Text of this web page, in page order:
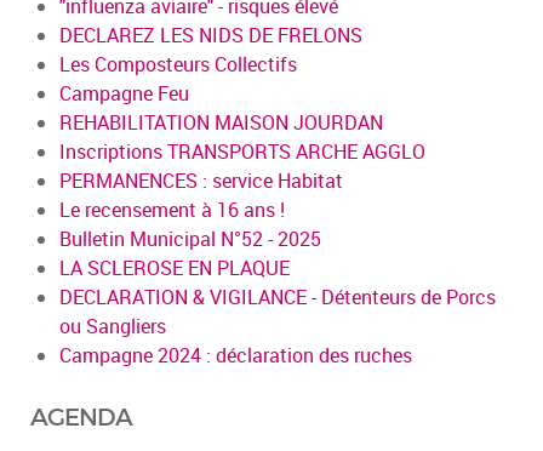
"influenza aviaire" - risques élevé
DECLAREZ LES NIDS DE FRELONS
Les Composteurs Collectifs
Campagne Feu
REHABILITATION MAISON JOURDAN
Inscriptions TRANSPORTS ARCHE AGGLO
PERMANENCES : service Habitat
Le recensement à 16 ans !
Bulletin Municipal N°52 - 2025
LA SCLEROSE EN PLAQUE
DECLARATION & VIGILANCE - Détenteurs de Porcs
ou Sangliers
Campagne 2024 : déclaration des ruches
AGENDA